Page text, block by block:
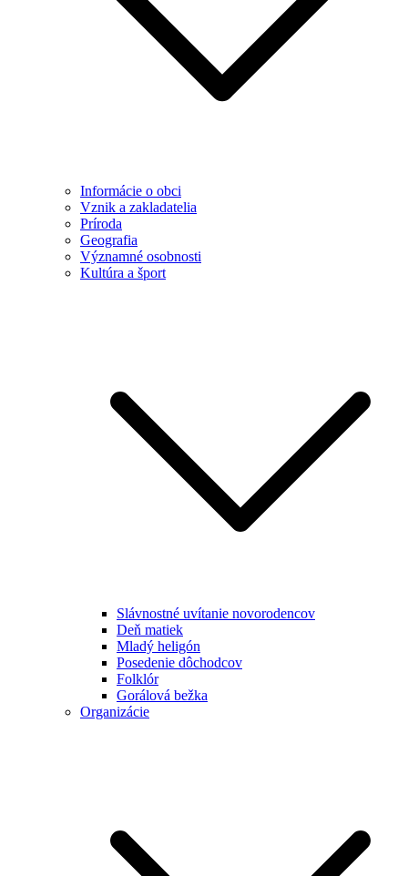
Informácie o obci
Vznik a zakladatelia
Príroda
Geografia
Významné osobnosti
Kultúra a šport
Slávnostné uvítanie novorodencov
Deň matiek
Mladý heligón
Posedenie dôchodcov
Folklór
Gorálová bežka
Organizácie